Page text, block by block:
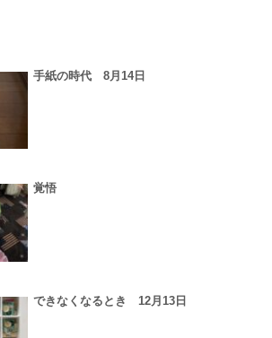
手紙の時代 8月14日
覚悟
できなくなるとき 12月13日